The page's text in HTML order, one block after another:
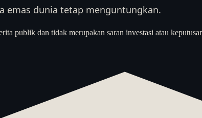
emas dunia tetap menguntungkan.
publik dan tidak merupakan saran investasi atau